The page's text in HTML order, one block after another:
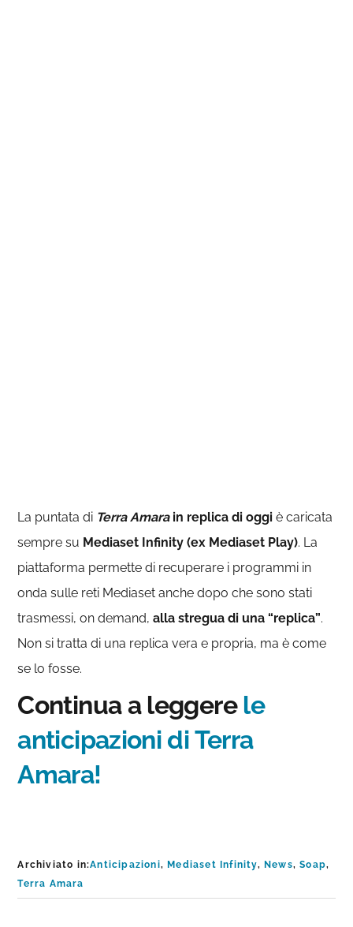
La puntata di Terra Amarain replica di oggi è caricata
sempre su Mediaset Infinity (ex Mediaset Play). La
piattaforma permette di recuperare i programmi in
onda sulle reti Mediaset anche dopo che sono stati
trasmessi, on demand,alla stregua di una “replica”.
Non si tratta di una replica vera e propria, ma è come
se lo fosse.
Continua a leggere le
anticipazioni di Terra
Amara!
Archiviato in:Anticipazioni, Mediaset Infinity, News,Soap,
Terra Amara